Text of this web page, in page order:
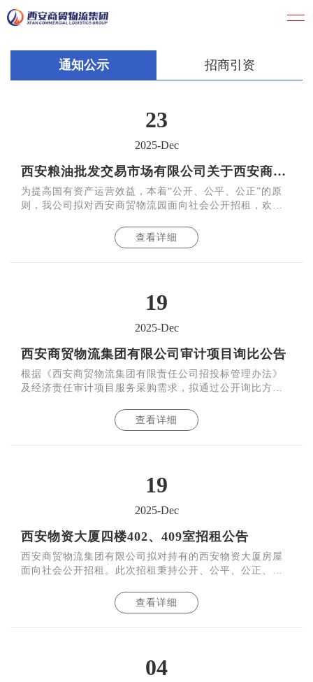
通知公示 招商引资
23
2025-Dec
西安粮油批发交易市场有限公司关于西安商贸物流园的公开招租公告
为提高国有资产运营效益，本着“公开、公平、公正”的原
则，我公司拟对西安商贸物流园面向社会公开招租，欢迎
查看详细
19
2025-Dec
西安商贸物流集团有限公司审计项目询比公告
根据《西安商贸物流集团有限责任公司招投标管理办法》
及经济责任审计项目服务采购需求，拟通过公开询比方式
查看详细
19
2025-Dec
西安物资大厦四楼402、409室招租公告
西安商贸物流集团有限公司拟对持有的西安物资大厦房屋
面向社会公开招租。此次招租秉持公开、公平、公正、诚
查看详细
04